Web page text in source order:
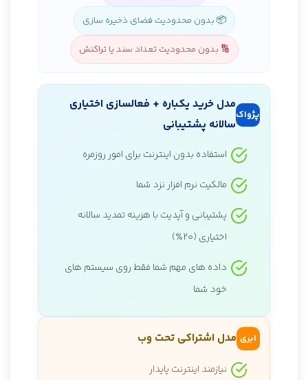
📦 بدون محدودیت فضای ذخیره سازی
🔢 بدون محدودیت تعداد سند یا تراکنش
پژواک
مدل خرید یکباره + فعالسازی اختیاری
سالانه پشتیبانی
استفاده بدون اینترنت برای امور روزمره
مالکیت نرم افزار نزد شما
پشتیبانی و آپدیت با هزینه تمدید سالانه
اختیاری (۲۰٪)
داده های مهم شما فقط روی سیستم های
خود شما
ابری مدل اشتراکی تحت وب
نیازمند اینترنت پایدار